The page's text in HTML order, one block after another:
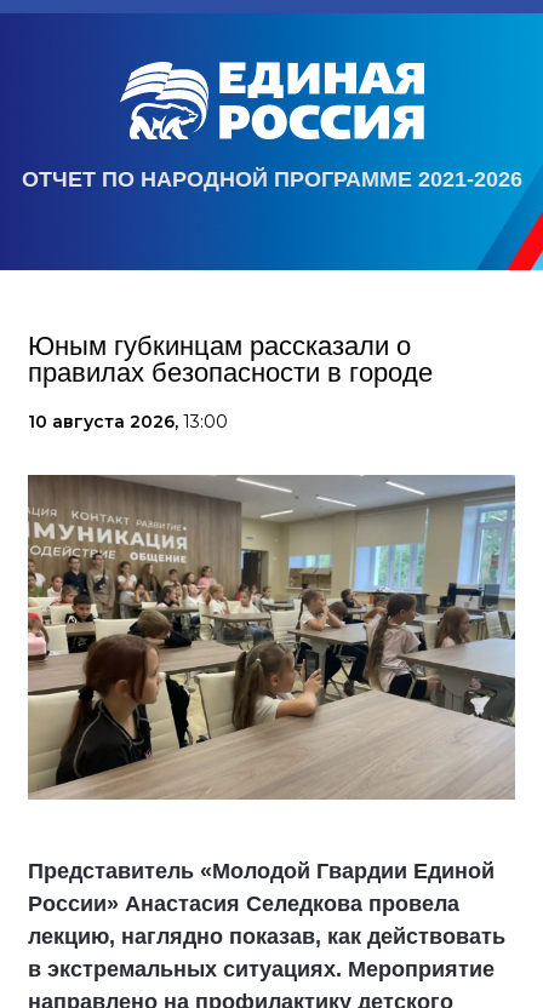
ОТЧЕТ ПО НАРОДНОЙ ПРОГРАММЕ 2021-2026
Юным губкинцам рассказали о
правилах безопасности в городе
10 августа 2026, 13:00
Представитель «Молодой Гвардии Единой
России» Анастасия Селедкова провела
лекцию, наглядно показав, как действовать
в экстремальных ситуациях. Мероприятие
направлено на профилактику детского